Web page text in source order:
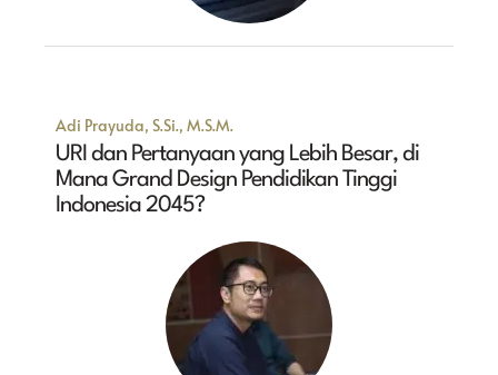
Adi Prayuda, S.Si., M.S.M.
URI dan Pertanyaan yang Lebih Besar, di
Mana Grand Design Pendidikan Tinggi
Indonesia 2045?